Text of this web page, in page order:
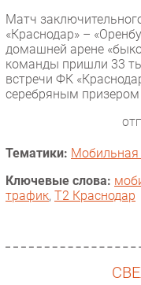
Матч
«Краснодар» –
домашней арене
команды пришли 33
встречи ФК
серебряным
Тематики: Мобильная
Ключевые слова:
трафик, T2 Краснодар